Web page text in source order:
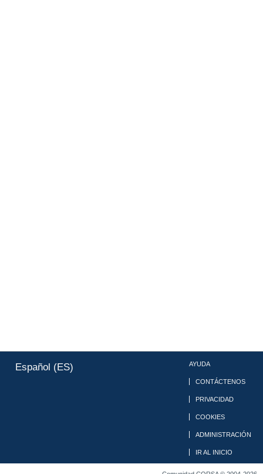
Español (ES) AYUDA
CONTÁCTENOS
PRIVACIDAD
COOKIES
ADMINISTRACIÓN
IR AL INICIO